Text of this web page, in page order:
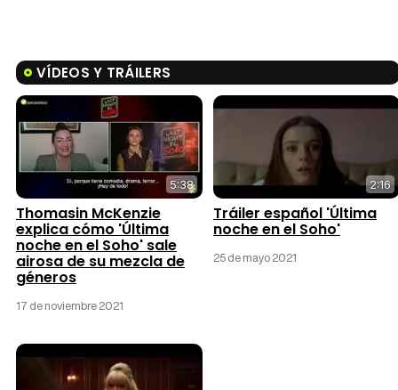
VÍDEOS Y TRÁILERS
5:38
Thomasin McKenzie
explica cómo 'Última
noche en el Soho' sale
airosa de su mezcla de
géneros
17 de noviembre 2021
2:16
Tráiler español 'Última
noche en el Soho'
25 de mayo 2021